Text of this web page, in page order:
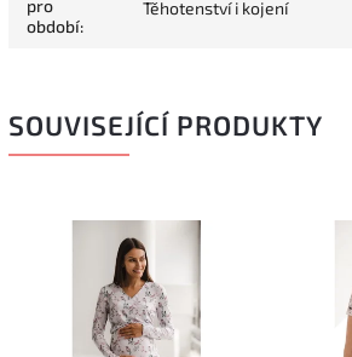
pro
období:
Těhotenství i kojení
SOUVISEJÍCÍ PRODUKTY